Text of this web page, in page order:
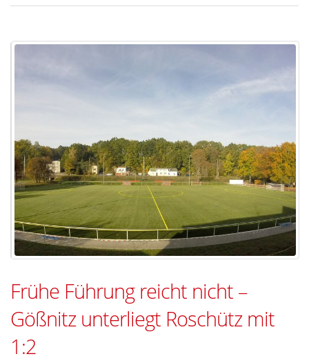
Frühe Führung reicht nicht –
Gößnitz unterliegt Roschütz mit
1:2